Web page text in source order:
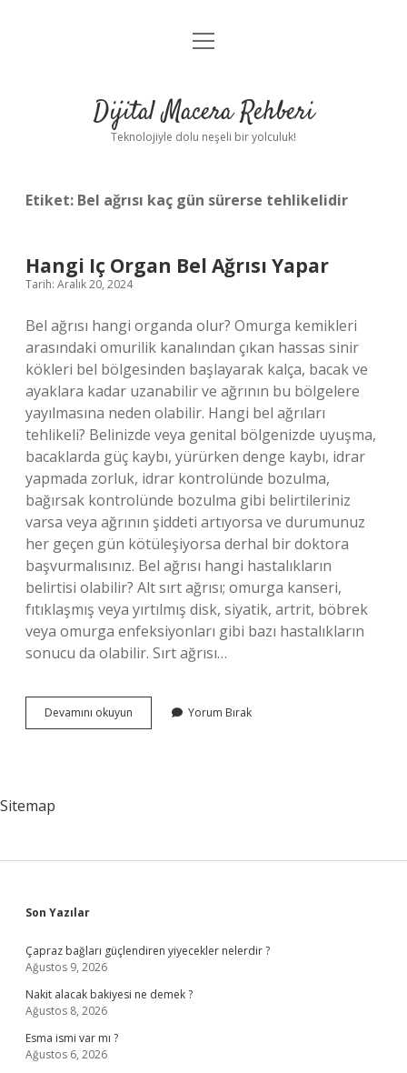
Anasayfa
Yasal Uyarı
menüyü
Dijital Macera Rehberi
Teknolojiyle dolu neşeli bir yolculuk!
Etiket: Bel ağrısı kaç gün sürerse tehlikelidir
Hangi Iç Organ Bel Ağrısı Yapar
Tarih: Aralık 20, 2024
Bel ağrısı hangi organda olur? Omurga kemikleri
arasındaki omurilik kanalından çıkan hassas sinir
kökleri bel bölgesinden başlayarak kalça, bacak ve
ayaklara kadar uzanabilir ve ağrının bu bölgelere
yayılmasına neden olabilir. Hangi bel ağrıları
tehlikeli? Belinizde veya genital bölgenizde uyuşma,
bacaklarda güç kaybı, yürürken denge kaybı, idrar
yapmada zorluk, idrar kontrolünde bozulma,
bağırsak kontrolünde bozulma gibi belirtileriniz
varsa veya ağrının şiddeti artıyorsa ve durumunuz
her geçen gün kötüleşiyorsa derhal bir doktora
başvurmalısınız. Bel ağrısı hangi hastalıkların
belirtisi olabilir? Alt sırt ağrısı; omurga kanseri,
fıtıklaşmış veya yırtılmış disk, siyatik, artrit, böbrek
veya omurga enfeksiyonları gibi bazı hastalıkların
sonucu da olabilir. Sırt ağrısı…
Devamını okuyun
Iç
Yorum Bırak
Sitemap
Sidebar
Son Yazılar
Çapraz bağları güçlendiren yiyecekler nelerdir ?
Ağustos 9, 2026
Nakit alacak bakiyesi ne demek ?
Ağustos 8, 2026
Esma ismi var mı ?
Ağustos 6, 2026